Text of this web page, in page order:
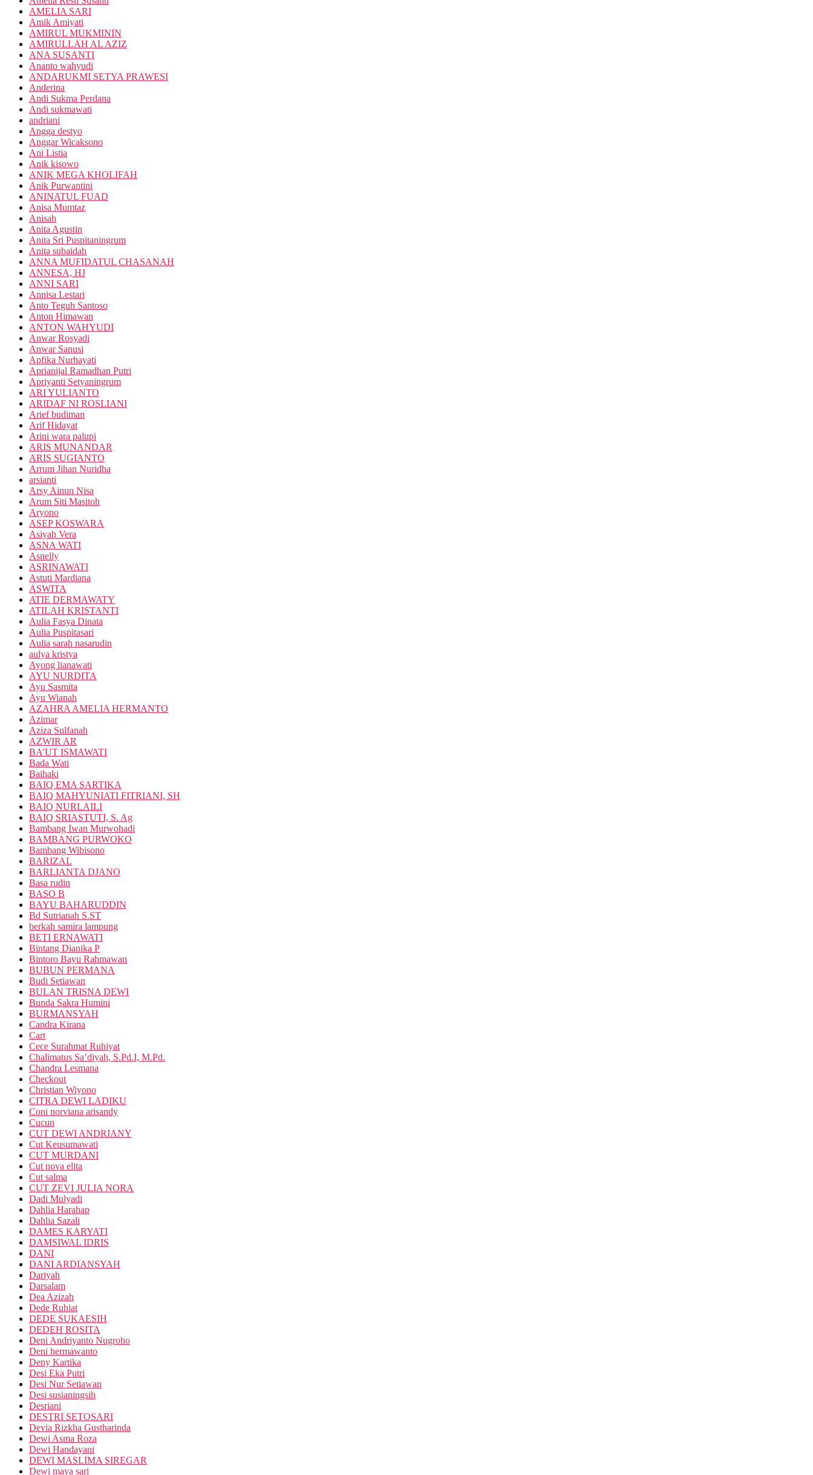
AMELIA SARI
Amik Amiyati
AMIRUL MUKMININ
AMIRULLAH AL AZIZ
ANA SUSANTI
Ananto wahyudi
ANDARUKMI SETYA PRAWESI
Anderina
Andi Sukma Perdana
Andi sukmawati
andriani
Angga destyo
Anggar Wicaksono
Ani Listia
Anik kisowo
ANIK MEGA KHOLIFAH
Anik Purwantini
ANINATUL FUAD
Anisa Mumtaz
Anisah
Anita Agustin
Anita Sri Puspitaningrum
Anita subaidah
ANNA MUFIDATUL CHASANAH
ANNESA, HJ
ANNI SARI
Annisa Lestari
Anto Teguh Santoso
Anton Himawan
ANTON WAHYUDI
Anwar Rosyadi
Anwar Sanusi
Apfika Nurhayati
Aprianijal Ramadhan Putri
Apriyanti Setyaningrum
ARI YULIANTO
ARIDAF NI ROSLIANI
Arief budiman
Arif Hidayat
Arini wara palupi
ARIS MUNANDAR
ARIS SUGIANTO
Arrum Jihan Nuridha
arsianti
Arsy Ainun Nisa
Arum Siti Masitoh
Aryono
ASEP KOSWARA
Asiyah Vera
ASNA WATI
Asnelly
ASRINAWATI
Astuti Mardiana
ASWITA
ATIE DERMAWATY
ATILAH KRISTANTI
Aulia Fasya Dinata
Aulia Puspitasari
Aulia sarah nasarudin
aulya kristya
Ayong lianawati
AYU NURDITA
Ayu Sasmita
Ayu Wianah
AZAHRA AMELIA HERMANTO
Azimar
Aziza Sulfanah
AZWIR AR
BA’UT ISMAWATI
Bada Wati
Baihaki
BAIQ EMA SARTIKA
BAIQ MAHYUNIATI FITRIANI, SH
BAIQ NURLAILI
BAIQ SRIASTUTI, S. Ag
Bambang Iwan Murwohadi
BAMBANG PURWOKO
Bambang Wibisono
BARIZAL
BARLIANTA DJANO
Basa rudin
BASO B
BAYU BAHARUDDIN
Bd Sutrianah S.ST
berkah samira lampung
BETI ERNAWATI
Bintang Dianika P
Bintoro Bayu Rahmawan
BUBUN PERMANA
Budi Setiawan
BULAN TRISNA DEWI
Bunda Sakra Humini
BURMANSYAH
Candra Kirana
Cart
Cece Surahmat Ruhiyat
Chalimatus Sa’diyah, S.Pd.I, M.Pd.
Chandra Lesmana
Checkout
Christian Wiyono
CITRA DEWI LADIKU
Coni norviana arisandy
Cucun
CUT DEWI ANDRIANY
Cut Keusumawati
CUT MURDANI
Cut nova elita
Cut salma
CUT ZEVI JULIA NORA
Dadi Mulyadi
Dahlia Harahap
Dahlia Sazali
DAMES KARYATI
DAMSIWAL IDRIS
DANI
DANI ARDIANSYAH
Dariyah
Darsalam
Dea Azizah
Dede Ruhiat
DEDE SUKAESIH
DEDEH ROSITA
Deni Andriyanto Nugroho
Deni hermawanto
Deny Kartika
Desi Eka Putri
Desi Nur Setiawan
Desi susianingsih
Desriani
DESTRI SETOSARI
Devia Rizkha Gustharinda
Dewi Asma Roza
Dewi Handayani
DEWI MASLIMA SIREGAR
Dewi maya sari